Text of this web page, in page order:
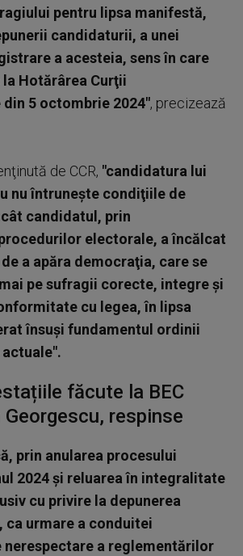
pentru lipsa manifestă,
candidaturii, a unei
a acesteia, sens în care
Hotărârea Curţii
5 octombrie 2024", precizează
de CCR, "candidatura lui
nu întruneşte condiţiile de
candidatul, prin
electorale, a încălcat
a apăra democraţia, care se
pe sufragii corecte, integre şi
cu legea, în lipsa
însuşi fundamentul ordinii
făcute la BEC
Georgescu, respinse
prin anularea procesului
2024 şi reluarea în integralitate
cu privire la depunerea
urmare a conduitei
nerespectare a reglementărilor